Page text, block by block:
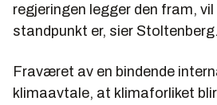
regjeringen legger den fram,
standpunkt er, sier Stoltenberg.
Fraværet av en bindende
klimaavtale, at klimaforliket